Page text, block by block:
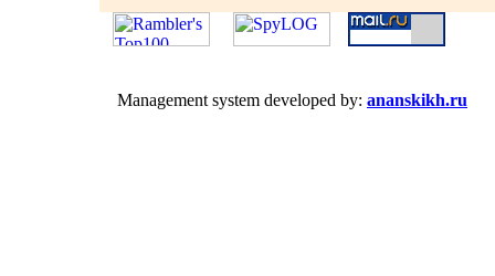
Management system developed by: ananskikh.ru